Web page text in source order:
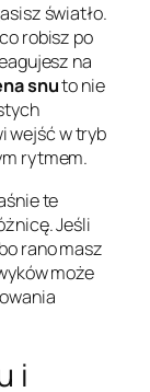
światło.
robisz po
na
snuto nie
wejść w tryb
rytmem.
te
Jeśli
rano masz
może
i